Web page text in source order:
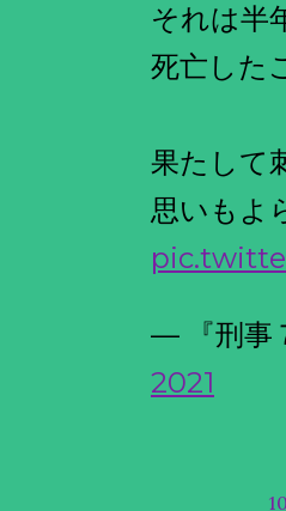
それは半
死亡した
果たして
思いもよ
— 『刑事
2021